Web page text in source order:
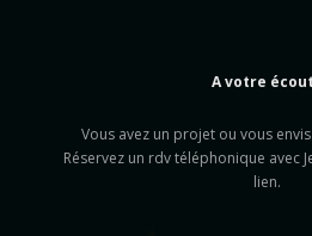
A votre
Vous avez un projet ou vous
Réservez un rdv téléphonique avec
lien.